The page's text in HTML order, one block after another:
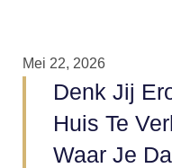
Mei 22, 2026
Denk Jij
Huis Te
Waar Je